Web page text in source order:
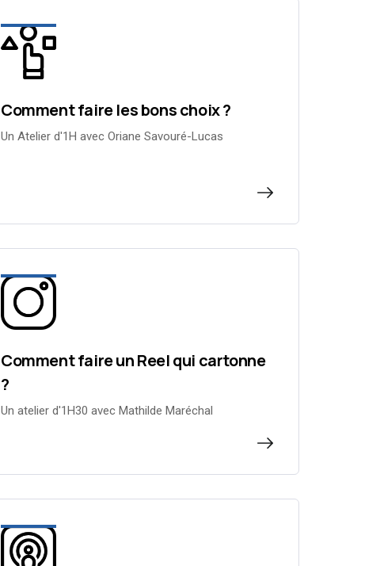
Comment faire les bons choix ?
Un Atelier d'1H avec Oriane Savouré-Lucas
Comment faire un Reel qui cartonne
?
Un atelier d'1H30 avec Mathilde Maréchal